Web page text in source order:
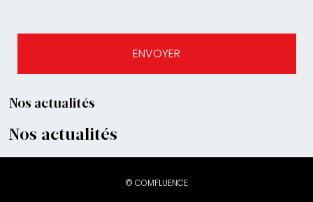
Nos actualités
Nos actualités
© COMFLUENCE